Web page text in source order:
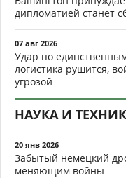
дипломатией станет
07 авг 2026
Удар по
логистика рушится,
угрозой
НАУКА И
20 янв 2026
Забытый немецкий
меняющим войны